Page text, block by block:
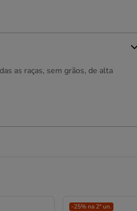
as raças, sem grãos, de alta
-25% na 2ª un.